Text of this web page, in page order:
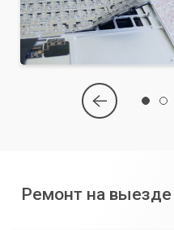
Ремонт на выезде